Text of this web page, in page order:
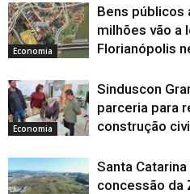
Economia
Bens públicos
milhões vão a
Florianópolis
Economia
Sinduscon
parceria para
construção
Santa
concessão da